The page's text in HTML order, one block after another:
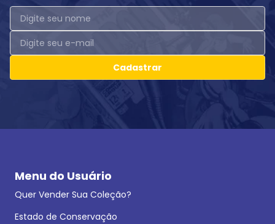
Cadastrar
Menu do Usuário
Quer Vender Sua Coleção?
Estado de Conservação